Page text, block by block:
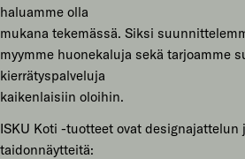
haluamme olla
mukana tekemässä. Siksi
myymme huonekaluja sekä tarjoamme
kierrätyspalveluja
kaikenlaisiin oloihin.
ISKU Koti -tuotteet ovat designajattelun
taidonnäytteitä: